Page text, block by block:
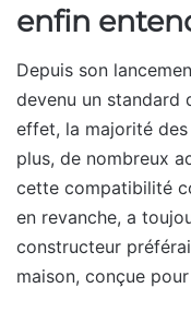
enfin
Depuis son
devenu un standard
effet, la majorité
plus, de nombreux
cette compatibilité
en revanche, a
constructeur
maison, conçue